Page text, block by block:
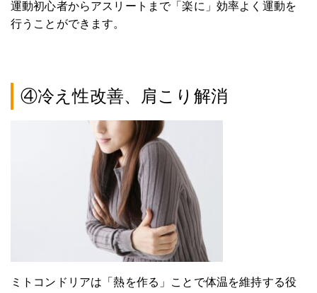
運動初心者からアスリートまで「楽に」効率よく運動を
行うことができます。
④冷え性改善、肩こり解消
ミトコンドリアは「熱を作る」ことで体温を維持する役